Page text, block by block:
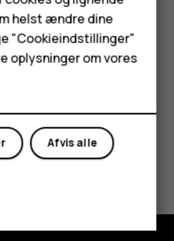
under
helst ændre dine
"Cookieindstillinger"
oplysninger om vores
Afvis alle